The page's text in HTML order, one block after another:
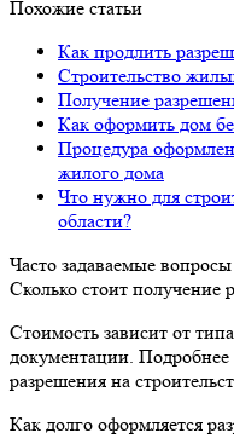
Похожие статьи
Как продлить
Строительство
Получение
Как оформить дом
Процедура
жилого дома
Что нужно для
области?
Часто задаваемые вопросы
Сколько стоит получение
Стоимость зависит от
документации.
разрешения на
Как долго оформляется